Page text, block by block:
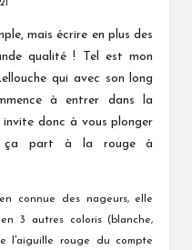
mais écrire en plus des
qualité ! Tel est mon
qui avec son long
à entrer dans la
donc à vous plonger
ça part à la rouge à
connue des nageurs, elle
3 autres coloris (blanche,
l’aiguille rouge
du compte